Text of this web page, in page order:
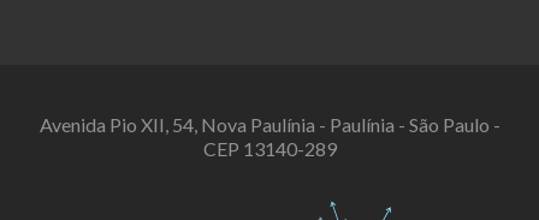
Avenida Pio XII, 54, Nova Paulínia - Paulínia - São Paulo -
CEP 13140-289